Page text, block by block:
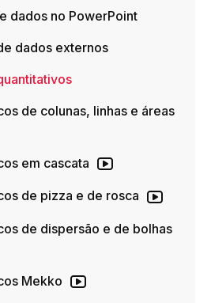
dados no PowerPoint
dados externos
de colunas, linhas e áreas
em cascata
de pizza e de rosca
de dispersão e de bolhas
Mekko